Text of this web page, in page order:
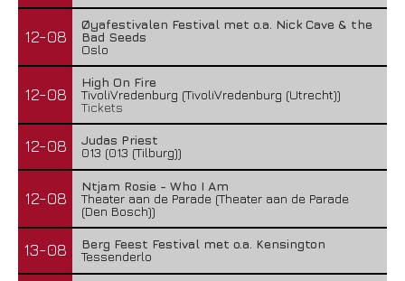
12-08
Øyafestivalen Festival met o.a. Nick Cave & the
Bad Seeds
Oslo
12-08
High On Fire
TivoliVredenburg (TivoliVredenburg (Utrecht))
Tickets
12-08
Judas Priest
013 (013 (Tilburg))
12-08
Ntjam Rosie - Who I Am
Theater aan de Parade (Theater aan de Parade
(Den Bosch))
13-08
Berg Feest Festival met o.a. Kensington
Tessenderlo